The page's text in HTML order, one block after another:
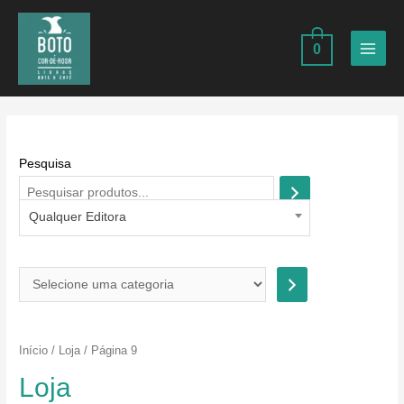
conteúdo
0
MAIN
Início / Loja / Página 9
Loja
Pesquisa
Qualquer Editora
e
e
c
i